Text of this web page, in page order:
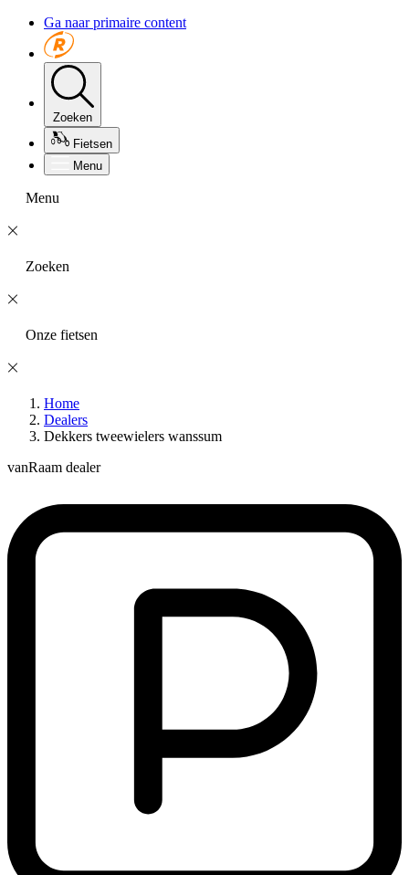
Ga naar primaire content
Zoeken
Fietsen
Menu
Menu
Zoeken
Onze fietsen
Home
Dealers
Dekkers tweewielers wanssum
vanRaam dealer